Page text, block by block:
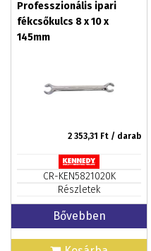
Professzionális ipari
fékcsőkulcs 8 x 10 x
145mm
2 353,31 Ft / darab
CR-KEN5821020K
Részletek
Bővebben